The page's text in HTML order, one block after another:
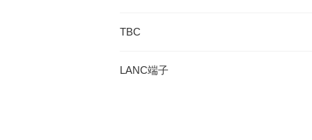
TBC
LANC端子